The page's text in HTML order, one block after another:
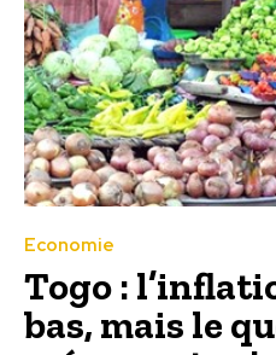
Economie
Togo :
bas, mais le